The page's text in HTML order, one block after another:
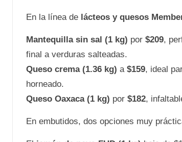
En la línea de lácteos y quesos
Mantequilla sin sal (1 kg) por $209,
final a verduras salteadas.
Queso crema (1.36 kg) a $159, ideal
horneado.
Queso Oaxaca (1 kg) por $182,
En embutidos, dos opciones muy